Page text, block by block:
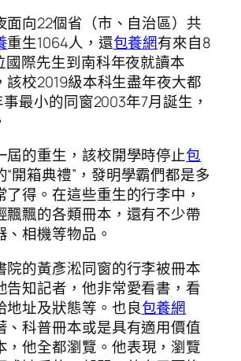
面向22個省（市、自治區）共
重生1064人，還包養網有來自8
國際先生到南科年夜就讀本
該校2019級本科生盡年夜大都
事最小的同窗2003年7月誕生，
屆的重生，該校開學時停止包
“開箱典禮”，發明學霸們都是多
得。在這些重生的行李中，
飄飄的各類冊本，還有不少帶
相機等物品。
院的黃彥淞同窗的行李被冊本
告知記者，他非常愛看書，看
地址及狀態等。也良包養網
、科普冊本或是具有適用價值
，他全都瀏覽。他表現，瀏覽